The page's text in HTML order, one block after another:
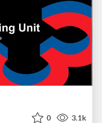
0 3.1k